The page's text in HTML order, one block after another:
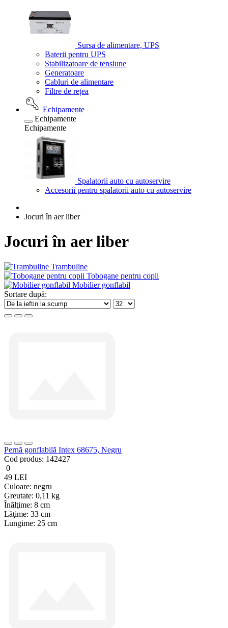
Sursa de alimentare, UPS
Baterii pentru UPS
Stabilizatoare de tensiune
Generatoare
Cabluri de alimentare
Filtre de rețea
Echipamente
Echipamente
Echipamente
Spalatorii auto cu autoservire
Accesorii pentru spalatorii auto cu autoservire
Jocuri în aer liber
Jocuri în aer liber
Trambuline
Tobogane pentru copii
Mobilier gonflabil
Sortare după:
Pernă gonflabilă Intex 68675, Negru
Cod produs: 142427
0
49 LEI
Culoare: negru
Greutate: 0,11 kg
Înălţime: 8 cm
Lăţime: 33 cm
Lungime: 25 cm